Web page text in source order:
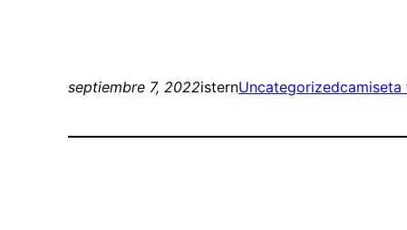
septiembre 7, 2022isternUncategorizedcamiseta